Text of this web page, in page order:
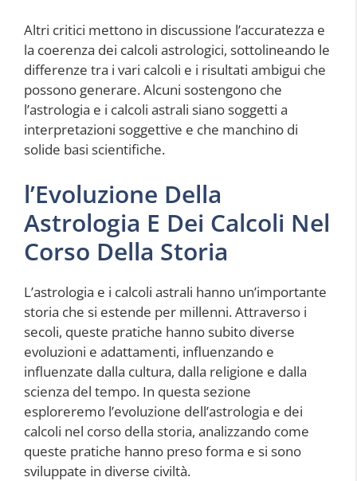
Altri critici mettono in discussione l’accuratezza e
la coerenza dei calcoli astrologici, sottolineando le
differenze tra i vari calcoli e i risultati ambigui che
possono generare. Alcuni sostengono che
l’astrologia e i calcoli astrali siano soggetti a
interpretazioni soggettive e che manchino di
solide basi scientifiche.
l’Evoluzione Della
Astrologia E Dei Calcoli Nel
Corso Della Storia
L’astrologia e i calcoli astrali hanno un’importante
storia che si estende per millenni. Attraverso i
secoli, queste pratiche hanno subito diverse
evoluzioni e adattamenti, influenzando e
influenzate dalla cultura, dalla religione e dalla
scienza del tempo. In questa sezione
esploreremo l’evoluzione dell’astrologia e dei
calcoli nel corso della storia, analizzando come
queste pratiche hanno preso forma e si sono
sviluppate in diverse civiltà.